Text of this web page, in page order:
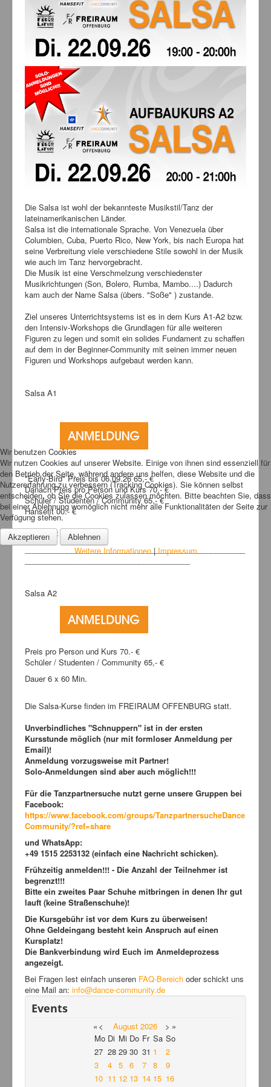
Bilder
News
Links
FAQ
Hansefit
Kontakt
Die Salsa ist wohl der bekannteste Musikstil/Tanz der
lateinamerikanischen Länder.
Salsa ist die internationale Sprache. Von Venezuela über
Columbien, Cuba, Puerto Rico, New York, bis nach Europa hat
seine Verbreitung viele verschiedene Stile sowohl in der Musik
wie auch im Tanz hervorgebracht.
Die Musik ist eine Verschmelzung verschiedenster
Musikrichtungen (Son, Bolero, Rumba, Mambo....) Dadurch
kam auch der Name Salsa (übers. "Soße" ) zustande.
Ziel unseres Unterrichtsystems ist es in dem Kurs A1-A2 bzw.
den Intensiv-Workshops die Grundlagen für alle weiteren
Figuren zu legen und somit ein solides Fundament zu schaffen
auf dem in der Beginner-Community mit seinen immer neuen
Figuren und Workshops aufgebaut werden kann.
Salsa A1
"Early-Bird" Preis bis 06.09.26 65,- €
Danach Preis pro Person und Kurs 70,- €
Schüler / Studenten / Community 65,- €
Hansefit 00.- €
Dauer 6 x 60 Min.
____________________________________________________
Salsa A2
Preis pro Person und Kurs 70.- €
Schüler / Studenten / Community 65,- €
Dauer 6 x 60 Min.
Die Salsa-Kurse finden im FREIRAUM OFFENBURG statt.
Unverbindliches "Schnuppern" ist in der ersten
Kursstunde möglich (nur mit formloser Anmeldung per
Email)!
Anmeldung vorzugsweise mit Partner!
Solo-Anmeldungen sind aber auch möglich!!!
Für die Tanzpartnersuche nutzt gerne unsere Gruppen bei
Facebook:
https://www.facebook.com/groups/TanzpartnersucheDance
Community/?ref=share
und WhatsApp:
+49 1515 2253132 (einfach eine Nachricht schicken).
Frühzeitig anmelden!!! - Die Anzahl der Teilnehmer ist
begrenzt!!!
Bitte ein zweites Paar Schuhe mitbringen in denen Ihr gut
lauft (keine Straßenschuhe)!
Die Kursgebühr ist vor dem Kurs zu überweisen!
Ohne Geldeingang besteht kein Anspruch auf einen
Kursplatz!
Die Bankverbindung wird Euch im Anmeldeprozess
angezeigt.
Bei Fragen lest einfach unseren FAQ-Bereich oder schickt uns
eine Mail an: info@dance-community.de
Events
« < August 2026 > »
Mo Di Mi Do Fr Sa So
27 28 29 30 31 1
2
3
4 5 6 7 8
9
10 11 12 13 14 15 16
Wir benutzen Cookies
Wir nutzen Cookies auf unserer Website. Einige von ihnen sind essenziell für
den Betrieb der Seite, während andere uns helfen, diese Website und die
Nutzererfahrung zu verbessern (Tracking Cookies). Sie können selbst
entscheiden, ob Sie die Cookies zulassen möchten. Bitte beachten Sie, dass
bei einer Ablehnung womöglich nicht mehr alle Funktionalitäten der Seite zur
Verfügung stehen.
Akzeptieren
Ablehnen
Weitere Informationen|Impressum